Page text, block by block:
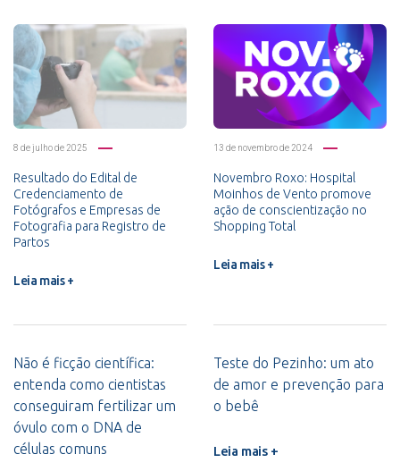
8 de julho de 2025
Resultado do Edital de
Credenciamento de
Fotógrafos e Empresas de
Fotografia para Registro de
Partos
Leia mais +
13 de novembro de 2024
Novembro Roxo: Hospital
Moinhos de Vento promove
ação de conscientização no
Shopping Total
Leia mais +
Não é ficção científica:
entenda como cientistas
conseguiram fertilizar um
óvulo com o DNA de
células comuns
Teste do Pezinho: um ato
de amor e prevenção para
o bebê
Leia mais +